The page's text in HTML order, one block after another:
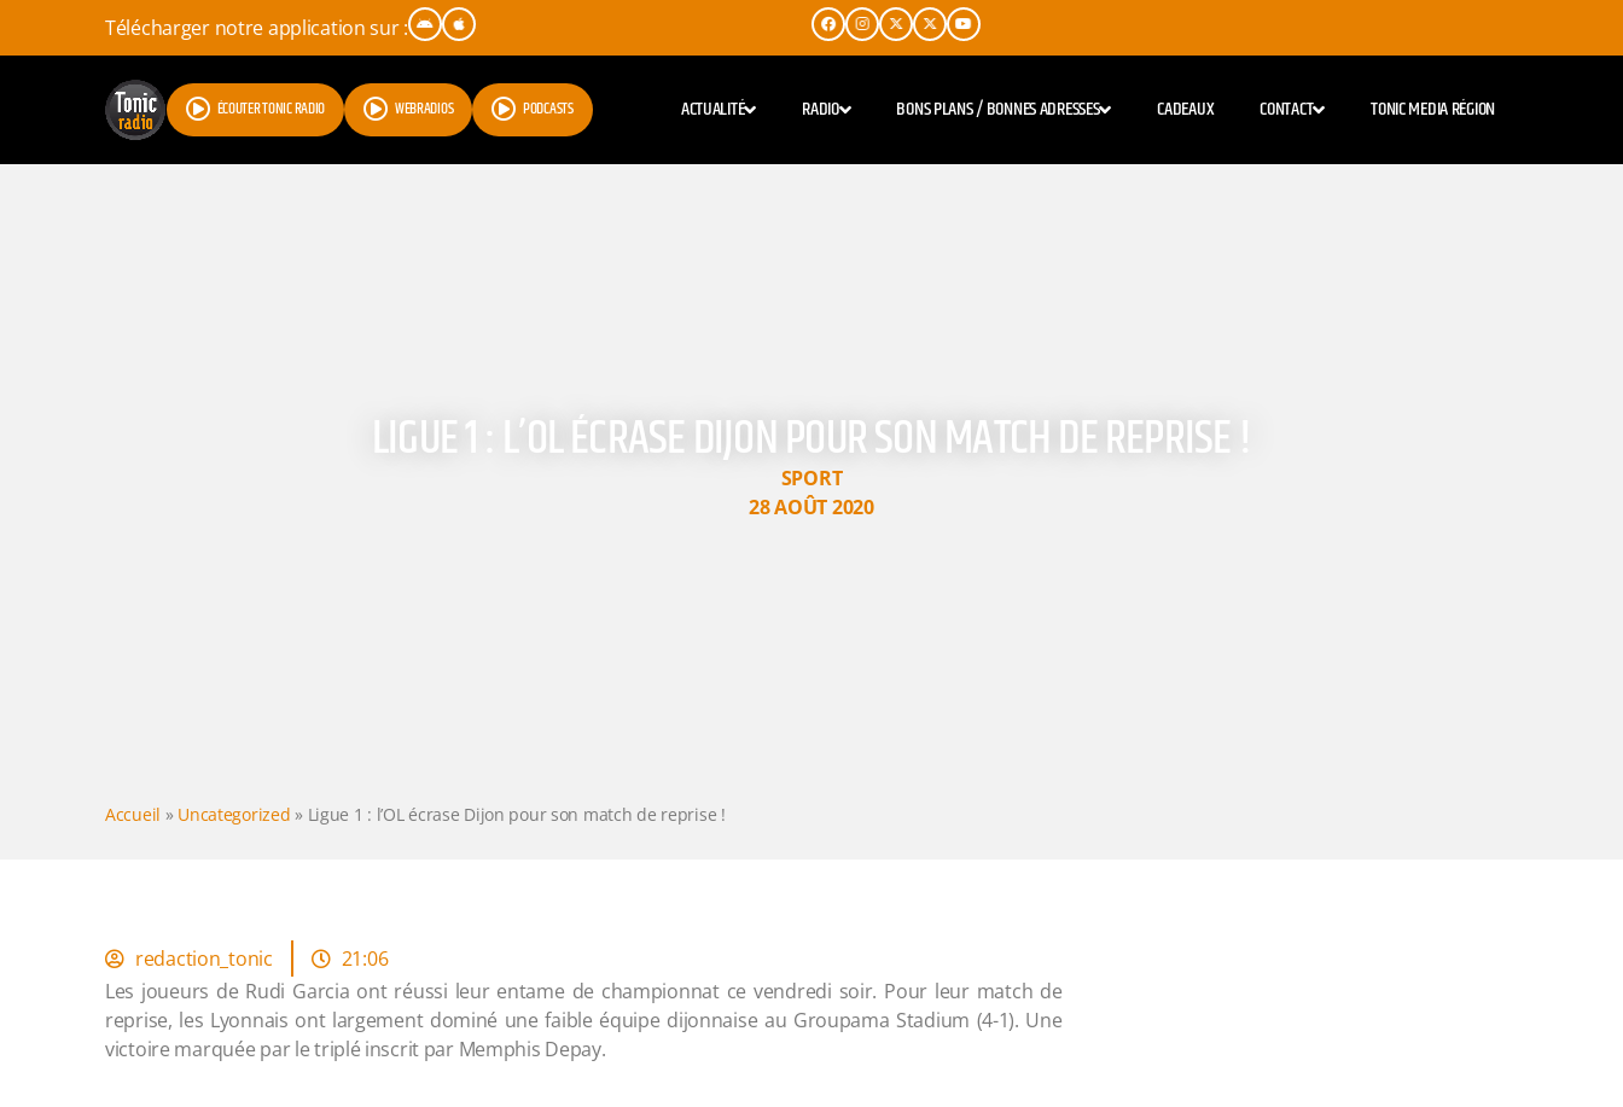
Télécharger notre application sur :
ÉCOUTER TONIC RADIO WEBRADIOS PODCASTS ACTUALITÉ RADIO BONS PLANS / BONNES ADRESSES CADEAUX CONTACT TONIC MEDIA RÉGION
LIGUE 1 : L’OL ÉCRASE DIJON POUR SON MATCH DE REPRISE !
SPORT
28 AOÛT 2020
Accueil » Uncategorized » Ligue 1 : l’OL écrase Dijon pour son match de reprise !
redaction_tonic
21:06
Les joueurs de Rudi Garcia ont réussi leur entame de championnat ce vendredi soir. Pour leur match de
reprise, les Lyonnais ont largement dominé une faible équipe dijonnaise au Groupama Stadium (4-1). Une
victoire marquée par le triplé inscrit par Memphis Depay.